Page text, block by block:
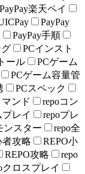
PayPay楽天ペイ
PayPay
PayPay手順
PCインスト
ール
PCゲーム
PCゲーム容量管
PCスペック
マンド
repoコン
レイ
repoプレ
ンスター
repo全
者攻略
REPO小
REPO攻略
repo
クロスプレイ